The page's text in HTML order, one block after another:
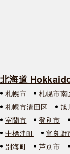
北海道
札幌市 札幌市南
札幌市清田区
旭
室蘭市
登別市
中標津町
富良野
別海町
芦別市